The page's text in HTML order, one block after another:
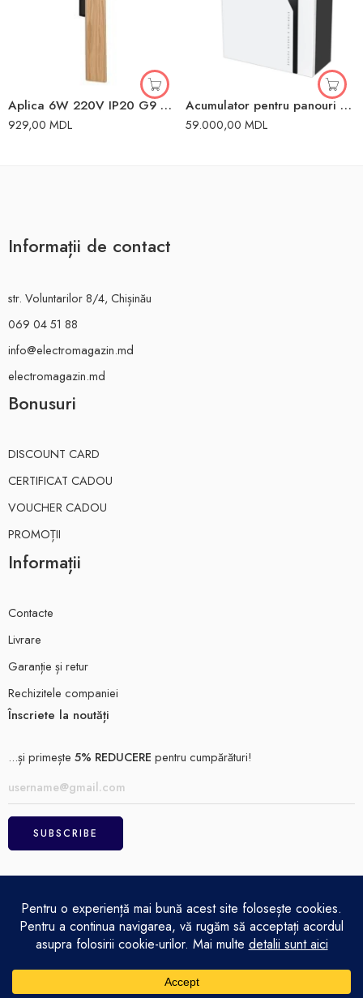
Aplica 6W 220V IP20 G9 TK Lighting
929,00 MDL
Acumulator pentru panouri solare 5kW GTX5000-PRO 5 Sofar
59.000,00 MDL
Informații de contact
str. Voluntarilor 8/4, Chișinău
069 04 51 88
info@electromagazin.md
electromagazin.md
Bonusuri
DISCOUNT CARD
CERTIFICAT CADOU
VOUCHER CADOU
PROMOȚII
Informații
Contacte
Livrare
Garanție și retur
Rechizitele companiei
Înscriete la noutăți
...și primește 5% REDUCERE pentru cumpărături!
ELECTRO MAGAZIN SRL© 2026
Achitare Politică de confidențialitate Termeni și condiții